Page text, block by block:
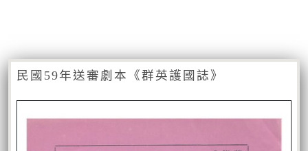
民國59年送審劇本《群英護國誌》